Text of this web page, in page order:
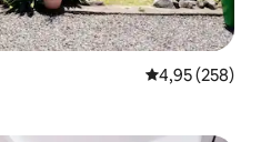
4,95 ud af 5 i
4,95 (258)